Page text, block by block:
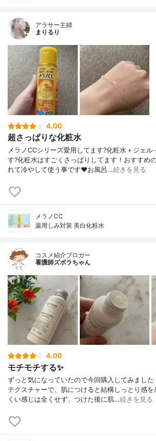
アラサー主婦
まりるり
4.00
超さっぱりな化粧水
メラノCCシリーズ愛用してます?化粧水＋ジェル
す?化粧水はすごくさっぱりしてます！おすすめ
れて冷やして使う事です❤️お風呂…続きを見る
メラノCC
薬用しみ対策 美白化粧水
コスメ紹介ブロガー
看護師ズボラちゃん
4.00
モチモチする✨
ずっと気になっていたので今回購入してみまし
テクスチャーで、肌につけると結構しっとり感
くい感じは全くせず、つけた後に肌…続きを見る